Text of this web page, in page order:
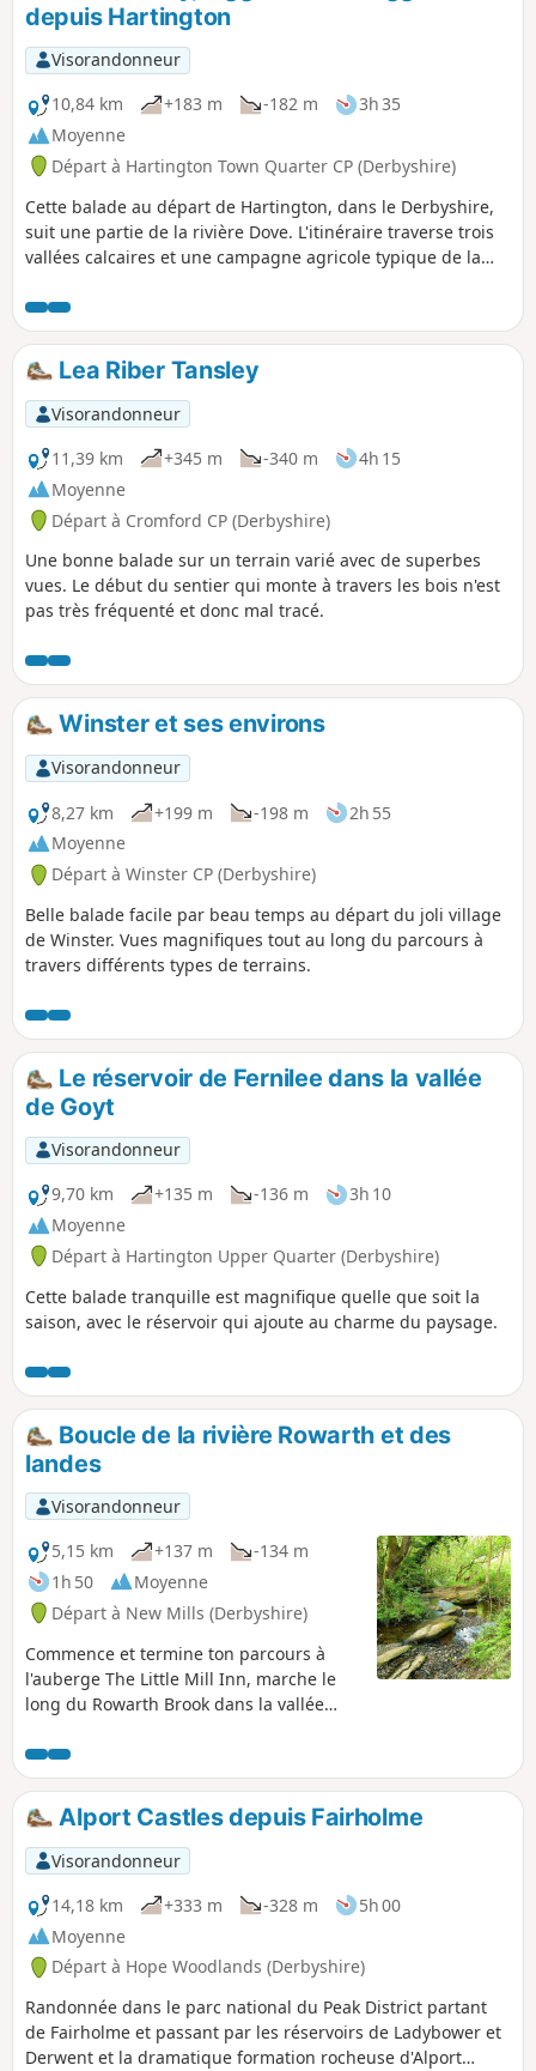
depuis Hartington
Visorandonneur
10,84 km
+183 m -182 m
3h 35
Moyenne
Départ à Hartington Town Quarter CP (Derbyshire)
Cette balade au départ de Hartington, dans le Derbyshire,
suit une partie de la rivière Dove. L'itinéraire traverse trois
vallées calcaires et une campagne agricole typique de la
Lea Riber Tansley
Visorandonneur
11,39 km
+345 m -340 m
4h 15
Moyenne
Départ à Cromford CP (Derbyshire)
Une bonne balade sur un terrain varié avec de superbes
vues. Le début du sentier qui monte à travers les bois n'est
pas très fréquenté et donc mal tracé.
Winster et ses environs
Visorandonneur
8,27 km
+199 m -198 m
2h 55
Moyenne
Départ à Winster CP (Derbyshire)
Belle balade facile par beau temps au départ du joli village
de Winster. Vues magnifiques tout au long du parcours à
travers différents types de terrains.
Le réservoir de Fernilee dans la vallée
de Goyt
Visorandonneur
9,70 km
+135 m -136 m
3h 10
Moyenne
Départ à Hartington Upper Quarter (Derbyshire)
Cette balade tranquille est magnifique quelle que soit la
saison, avec le réservoir qui ajoute au charme du paysage.
Boucle de la rivière Rowarth et des
landes
Visorandonneur
5,15 km
+137 m
-134 m
1h 50
Moyenne
Départ à New Mills (Derbyshire)
Commence et termine ton parcours à
l'auberge The Little Mill Inn, marche le
long du Rowarth Brook dans la vallée
Suisse » par les habitants) puis monte
vers les landes au-dessus de Rowarth
pour profiter d'une vue imprenable sur le
Peak District, le Kinder Scout et la plaine
du Cheshire.
Alport Castles depuis Fairholme
Visorandonneur
14,18 km
+333 m -328 m
5h 00
Moyenne
Départ à Hope Woodlands (Derbyshire)
Randonnée dans le parc national du Peak District partant
de Fairholme et passant par les réservoirs de Ladybower et
Derwent et la dramatique formation rocheuse d'Alport